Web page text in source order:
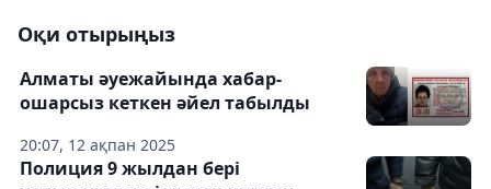
Оқи отырыңыз
20:07, 12 ақпан 2025
Алматы әуежайында хабар-
ошарсыз кеткен әйел табылды
Полиция 9 жылдан бері